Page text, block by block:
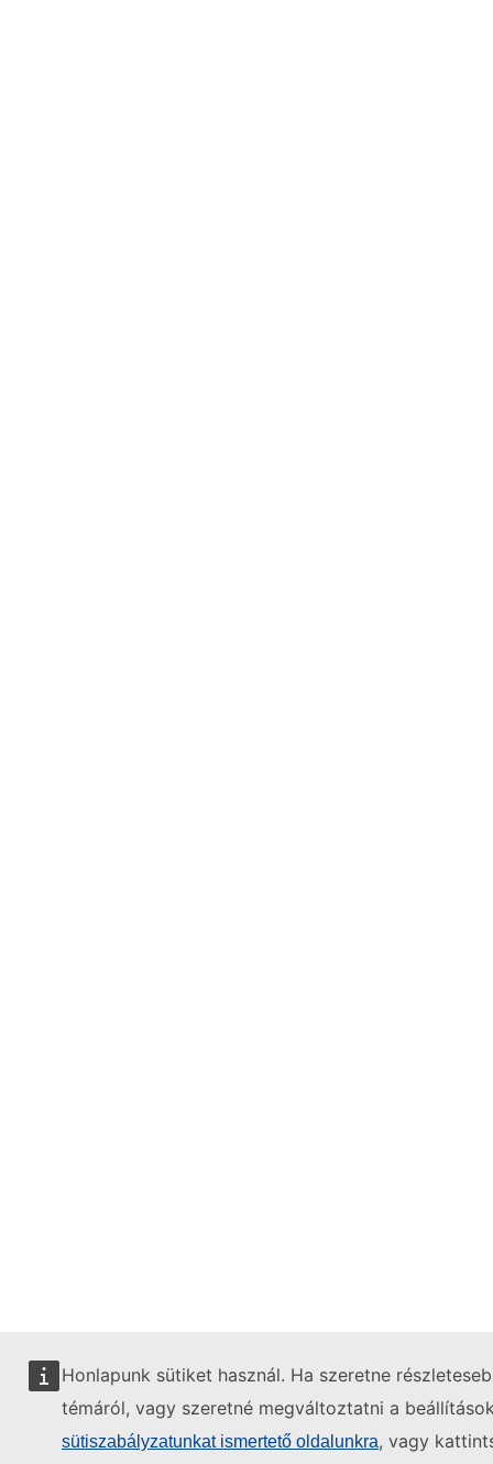
Honlapunk sütiket használ. Ha szeretne
témáról, vagy szeretné megváltoztatni a
sütiszabályzatunkat ismertető oldalunkra, vagy